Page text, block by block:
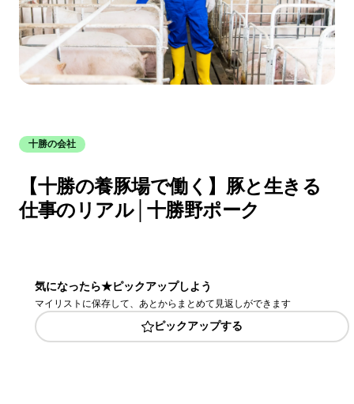
十勝の会社
【十勝の養豚場で働く】豚と生きる
仕事のリアル│十勝野ポーク
気になったら★ピックアップしよう
マイリストに保存して、あとからまとめて見返しができます
ピックアップする